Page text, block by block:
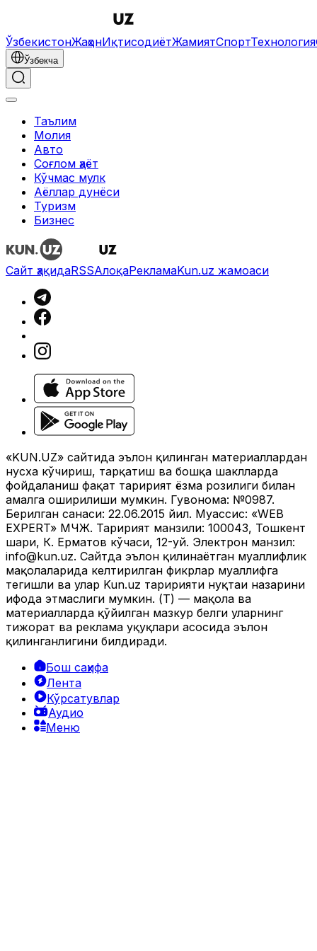
ЎзбекистонЖаҳонИқтисодиётЖамиятСпортТехнология
Ўзбекча
Таълим
Молия
Авто
Соғлом ҳаёт
Кўчмас мулк
Аёллар дунёси
Туризм
Бизнес
Сайт ҳақидаRSSАлоқаРекламаKun.uz жамоаси
«KUN.UZ» сайтида эълон қилинган материаллардан
нусха кўчириш, тарқатиш ва бошқа шаклларда
фойдаланиш фақат таҳририят ёзма розилиги билан
амалга оширилиши мумкин. Гувоҳнома: №0987.
Берилган санаси: 22.06.2015 йил. Муассис: «WEB
EXPERT» МЧЖ. Таҳририят манзили: 100043, Тошкент
шаҳри, К. Ерматов кўчаси, 12-уй. Электрон манзил:
info@kun.uz. Сайтда эълон қилинаётган муаллифлик
мақолаларида келтирилган фикрлар муаллифга
тегишли ва улар Kun.uz таҳририяти нуқтаи назарини
ифода этмаслиги мумкин. (Т) — мақола ва
материалларда қўйилган мазкур белги уларнинг
тижорат ва реклама ҳуқуқлари асосида эълон
қилинганлигини билдиради.
Бош саҳифа
Лента
Кўрсатувлар
Аудио
Меню